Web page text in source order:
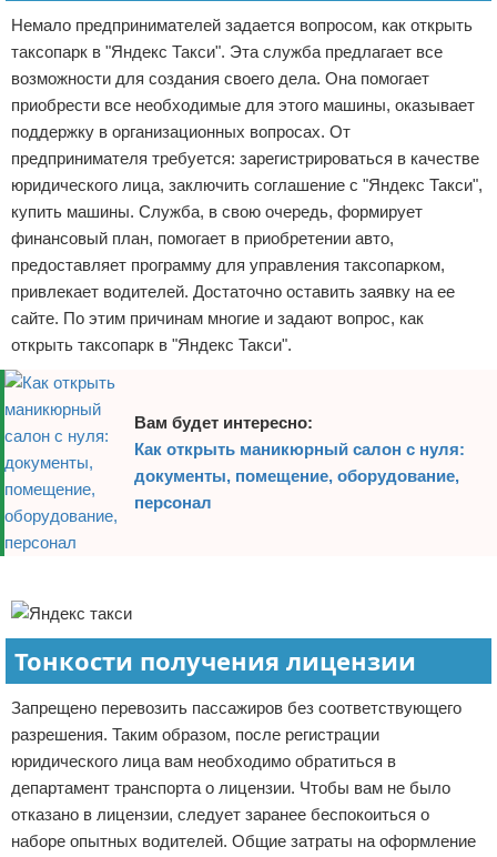
Немало предпринимателей задается вопросом, как открыть
таксопарк в "Яндекс Такси". Эта служба предлагает все
возможности для создания своего дела. Она помогает
приобрести все необходимые для этого машины, оказывает
поддержку в организационных вопросах. От
предпринимателя требуется: зарегистрироваться в качестве
юридического лица, заключить соглашение с "Яндекс Такси",
купить машины. Служба, в свою очередь, формирует
финансовый план, помогает в приобретении авто,
предоставляет программу для управления таксопарком,
привлекает водителей. Достаточно оставить заявку на ее
сайте. По этим причинам многие и задают вопрос, как
открыть таксопарк в "Яндекс Такси".
Вам будет интересно:
Как открыть маникюрный салон с нуля:
документы, помещение, оборудование,
персонал
Тонкости получения лицензии
Запрещено перевозить пассажиров без соответствующего
разрешения. Таким образом, после регистрации
юридического лица вам необходимо обратиться в
департамент транспорта о лицензии. Чтобы вам не было
отказано в лицензии, следует заранее беспокоиться о
наборе опытных водителей. Общие затраты на оформление